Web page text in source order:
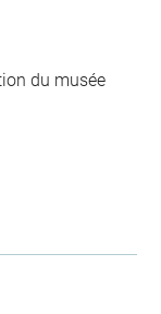
du musée